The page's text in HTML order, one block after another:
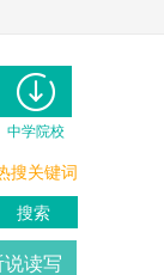
中学院校
搜关键词
说读写